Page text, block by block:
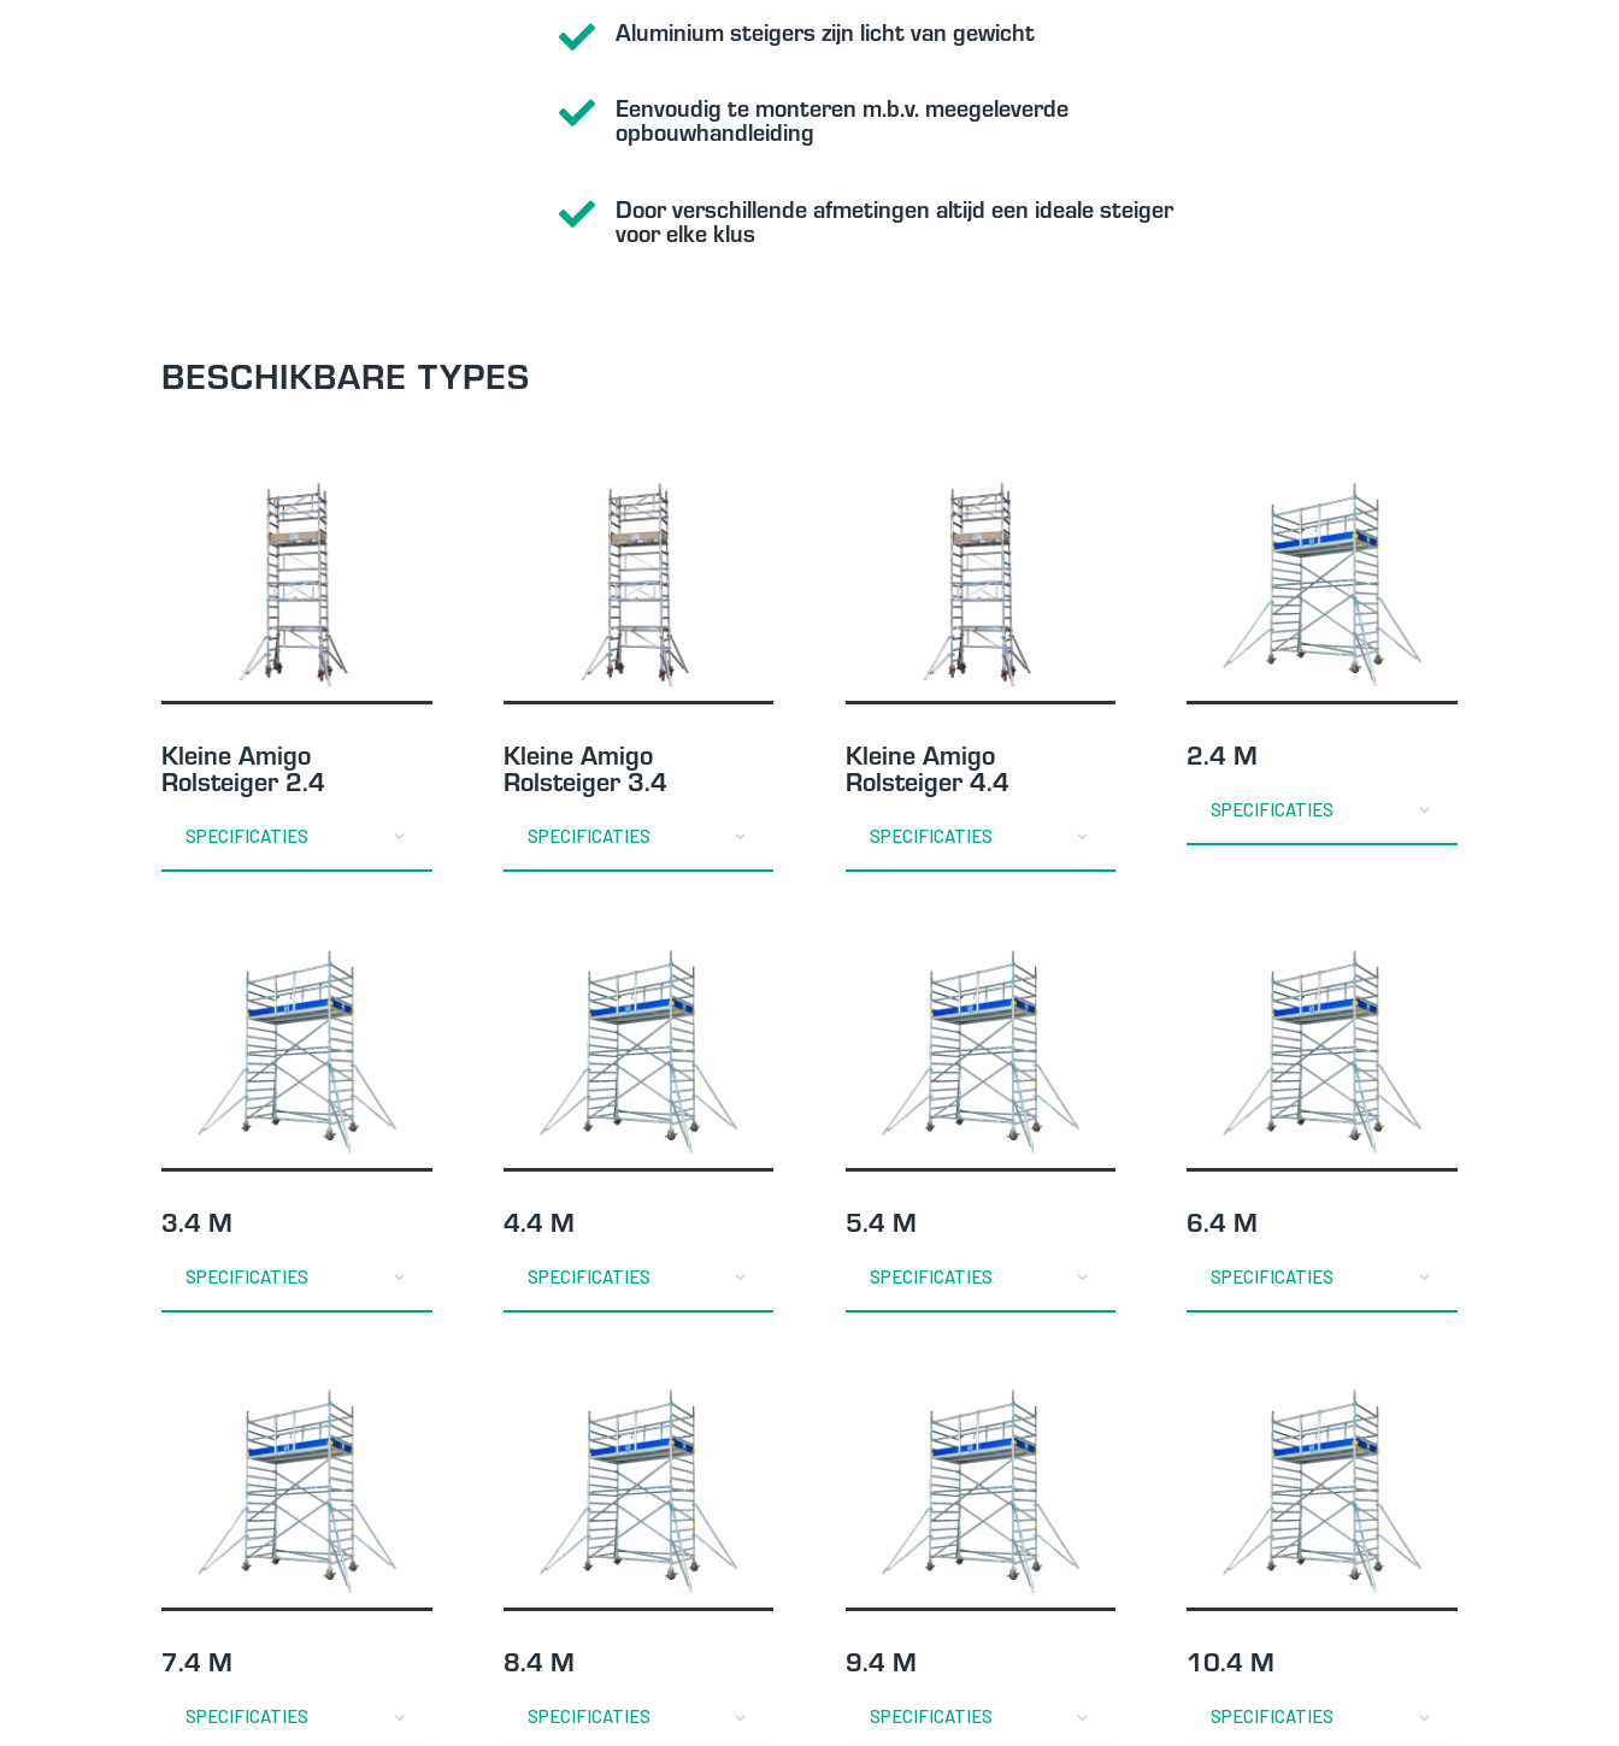
 Aluminium steigers zijn licht van gewicht
 Eenvoudig te monteren m.b.v. meegeleverde
opbouwhandleiding
 Door verschillende afmetingen altijd een ideale steiger
voor elke klus
BESCHIKBARE TYPES
Kleine Amigo
Rolsteiger 2.4
SPECIFICATIES
Kleine Amigo
Rolsteiger 3.4
SPECIFICATIES
Kleine Amigo
Rolsteiger 4.4
SPECIFICATIES
2.4 M
SPECIFICATIES
3.4 M
SPECIFICATIES
4.4 M
SPECIFICATIES
5.4 M
SPECIFICATIES
6.4 M
SPECIFICATIES
7.4 M
SPECIFICATIES
8.4 M
SPECIFICATIES
9.4 M
SPECIFICATIES
10.4 M
SPECIFICATIES